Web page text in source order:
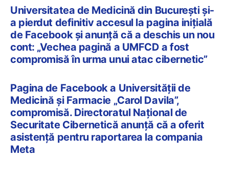
Universitatea de Medicină din București și-
a pierdut definitiv accesul la pagina inițială
de Facebook și anunță că a deschis un nou
cont: „Vechea pagină a UMFCD a fost
compromisă în urma unui atac cibernetic”
Pagina de Facebook a Universității de
Medicină și Farmacie „Carol Davila”,
compromisă. Directoratul Național de
Securitate Cibernetică anunță că a oferit
asistență pentru raportarea la compania
Meta